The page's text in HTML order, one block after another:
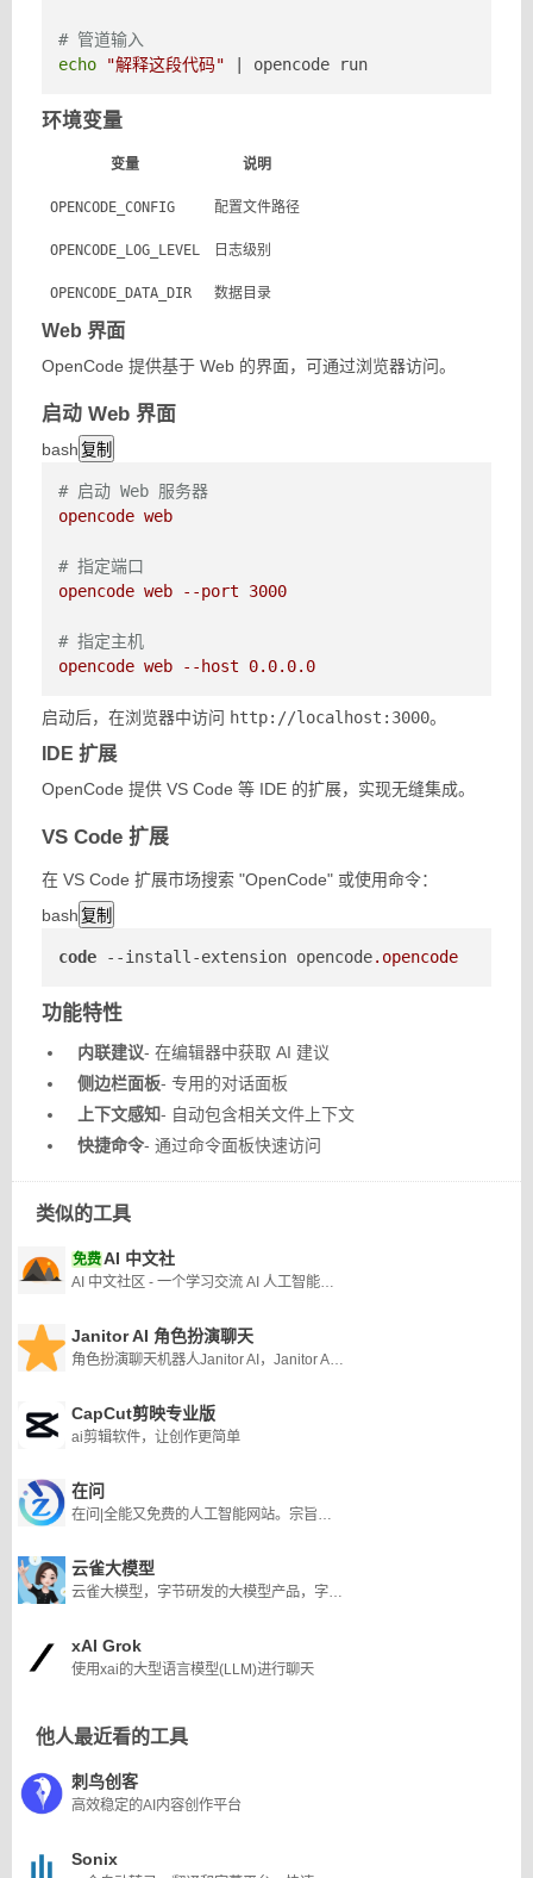
# 管道输入
echo
"解释这段代码" | opencode run
环境变量
变量 说明
OPENCODE_CONFIG 配置文件路径
OPENCODE_LOG_LEVEL 日志级别
OPENCODE_DATA_DIR 数据目录
Web 界面
OpenCode 提供基于 Web 的界面，可通过浏览器访问。
启动 Web 界面
bash 复制
# 启动 Web 服务器
opencode web
# 指定端口
opencode web --port 3000
# 指定主机
opencode web --host 0.0.0.0
启动后，在浏览器中访问 http://localhost:3000。
IDE 扩展
OpenCode 提供 VS Code 等 IDE 的扩展，实现无缝集成。
VS Code 扩展
在 VS Code 扩展市场搜索 "OpenCode" 或使用命令：
bash 复制
code --install-extension opencode.opencode
功能特性
内联建议- 在编辑器中获取 AI 建议
侧边栏面板- 专用的对话面板
上下文感知- 自动包含相关文件上下文
快捷命令- 通过命令面板快速访问
类似的工具
免费AI 中文社
AI 中文社区 - 一个学习交流 AI 人工智能技术的中文社区
Janitor AI 角色扮演聊天
角色扮演聊天机器人Janitor AI，Janitor AI 被证明是各行业用户的多功能且不可或缺的平台。
CapCut剪映专业版
ai剪辑软件，让创作更简单
在问
在问|全能又免费的人工智能网站。宗旨：让知识无界,智能触手可及
云雀大模型
云雀大模型，字节研发的大模型产品，字节的云雀大模型是首批上线的8家大模型之一。
xAI Grok
使用xai的大型语言模型(LLM)进行聊天
他人最近看的工具
刺鸟创客
高效稳定的AI内容创作平台
Sonix